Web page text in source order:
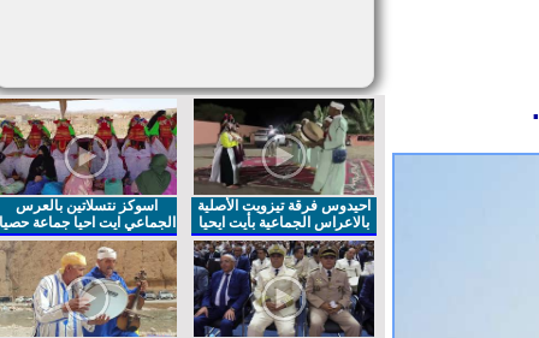
احيدوس فرقة تيزويت الأصلية
بالاعراس الجماعية بأيت ايحيا
اسوكز نتسلاتين بالعرس
الجماعي ايت احيا جماعة حصيا